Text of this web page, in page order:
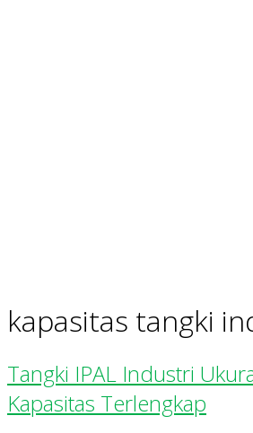
kapasitas tangki
Tangki IPAL Industri
Kapasitas Terlengkap